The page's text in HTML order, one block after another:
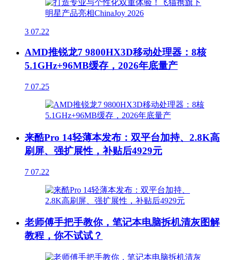
3 07.22
AMD推锐龙7 9800HX3D移动处理器：8核
5.1GHz+96MB缓存，2026年底量产
7 07.25
来酷Pro 14轻薄本发布：双平台加持、2.8K高
刷屏、强扩展性，补贴后4929元
7 07.22
老师傅手把手教你，笔记本电脑拆机清灰图解
教程，你不试试？